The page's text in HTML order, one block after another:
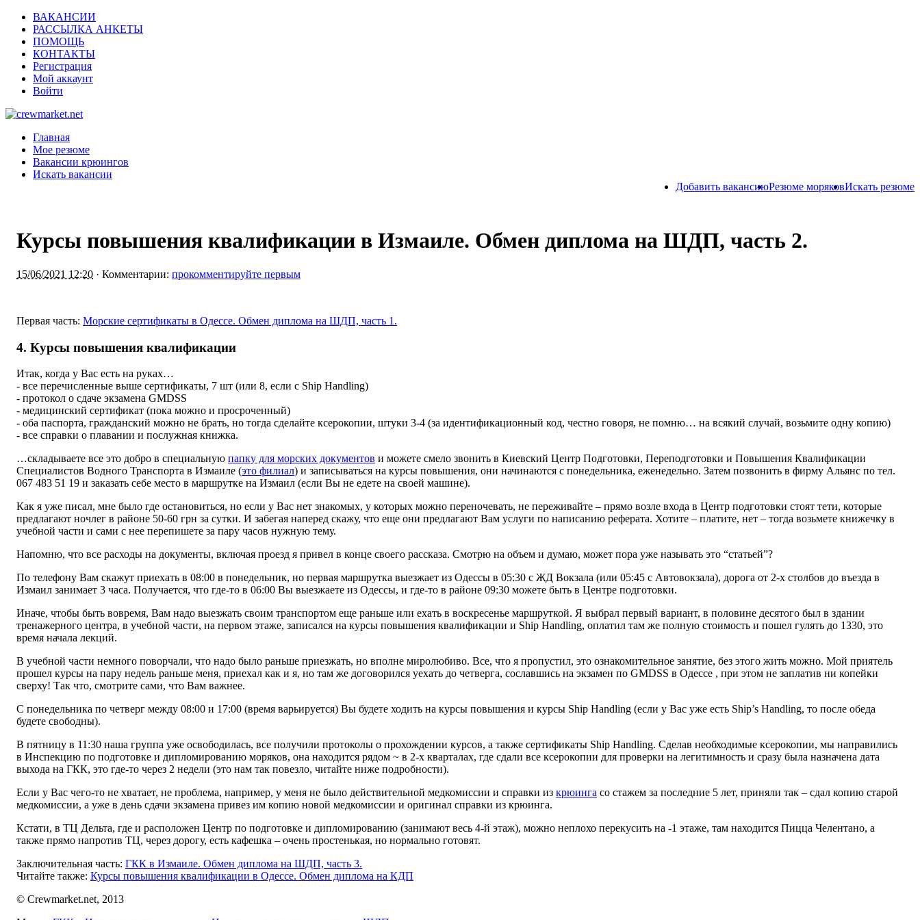
ВАКАНСИИ
РАССЫЛКА АНКЕТЫ
ПОМОЩЬ
КОНТАКТЫ
Регистрация
Мой аккаунт
Войти
Главная
Мое резюме
Вакансии крюингов
Искать вакансии
Искать резюме
Резюме моряков
Добавить вакансию
Курсы повышения квалификации в Измаиле. Обмен диплома на ШДП, часть 2.
15/06/2021 12:20 · Комментарии: прокомментируйте первым
Первая часть: Морские сертификаты в Одессе. Обмен диплома на ШДП, часть 1.
4. Курсы повышения квалификации
Итак, когда у Вас есть на руках…
- все перечисленные выше сертификаты, 7 шт (или 8, если с Ship Handling)
- протокол о сдаче экзамена GMDSS
- медицинский сертификат (пока можно и просроченный)
- оба паспорта, гражданский можно не брать, но тогда сделайте ксерокопии, штуки 3-4 (за идентификационный код, честно говоря, не помню… на всякий случай, возьмите одну копию)
- все справки о плавании и послужная книжка.
…складываете все это добро в специальную папку для морских документов и можете смело звонить в Киевский Центр Подготовки, Переподготовки и Повышения Квалификации
Специалистов Водного Транспорта в Измаиле (это филиал) и записываться на курсы повышения, они начинаются с понедельника, еженедельно. Затем позвонить в фирму Альянс по тел.
067 483 51 19 и заказать себе место в маршрутке на Измаил (если Вы не едете на своей машине).
Как я уже писал, мне было где остановиться, но если у Вас нет знакомых, у которых можно переночевать, не переживайте – прямо возле входа в Центр подготовки стоят тети, которые
предлагают ночлег в районе 50-60 грн за сутки. И забегая наперед скажу, что еще они предлагают Вам услуги по написанию реферата. Хотите – платите, нет – тогда возьмете книжечку в
учебной части и сами с нее перепишете за пару часов нужную тему.
Напомню, что все расходы на документы, включая проезд я привел в конце своего рассказа. Смотрю на объем и думаю, может пора уже называть это “статьей”?
По телефону Вам скажут приехать в 08:00 в понедельник, но первая маршрутка выезжает из Одессы в 05:30 с ЖД Вокзала (или 05:45 с Автовокзала), дорога от 2-х столбов до въезда в
Измаил занимает 3 часа. Получается, что где-то в 06:00 Вы выезжаете из Одессы, и где-то в районе 09:30 можете быть в Центре подготовки.
Иначе, чтобы быть вовремя, Вам надо выезжать своим транспортом еще раньше или ехать в воскресенье маршруткой. Я выбрал первый вариант, в половине десятого был в здании
тренажерного центра, в учебной части, на первом этаже, записался на курсы повышения квалификации и Ship Handling, оплатил там же полную стоимость и пошел гулять до 1330, это
время начала лекций.
В учебной части немного поворчали, что надо было раньше приезжать, но вполне миролюбиво. Все, что я пропустил, это ознакомительное занятие, без этого жить можно. Мой приятель
прошел курсы на пару недель раньше меня, приехал как и я, но там же договорился уехать до четверга, сославшись на экзамен по GMDSS в Одессе , при этом не заплатив ни копейки
сверху! Так что, смотрите сами, что Вам важнее.
С понедельника по четверг между 08:00 и 17:00 (время варьируется) Вы будете ходить на курсы повышения и курсы Ship Handling (если у Вас уже есть Ship’s Handling, то после обеда
будете свободны).
В пятницу в 11:30 наша группа уже освободилась, все получили протоколы о прохождении курсов, а также сертификаты Ship Handling. Сделав необходимые ксерокопии, мы направились
в Инспекцию по подготовке и дипломированию моряков, она находится рядом ~ в 2-х кварталах, где сдали все ксерокопии для проверки на легитимность и сразу была назначена дата
выхода на ГКК, это где-то через 2 недели (это нам так повезло, читайте ниже подробности).
Если у Вас чего-то не хватает, не проблема, например, у меня не было действительной медкомиссии и справки из крюинга со стажем за последние 5 лет, приняли так – сдал копию старой
медкомиссии, а уже в день сдачи экзамена привез им копию новой медкомиссии и оригинал справки из крюинга.
Кстати, в ТЦ Дельта, где и расположен Центр по подготовке и дипломированию (занимают весь 4-й этаж), можно неплохо перекусить на -1 этаже, там находится Пицца Челентано, а
также прямо напротив ТЦ, через дорогу, есть кафешка – очень простенькая, но нормально готовят.
Заключительная часть: ГКК в Измаиле. Обмен диплома на ШДП, часть 3.
Читайте также: Курсы повышения квалификации в Одессе. Обмен диплома на КДП
© Crewmarket.net, 2013